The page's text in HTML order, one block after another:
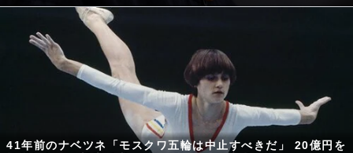
41年前のナベツネ「モスクワ五輪は中止すべきだ」 20億円を